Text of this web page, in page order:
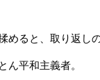
めると、取り返し
ん平和主義者。